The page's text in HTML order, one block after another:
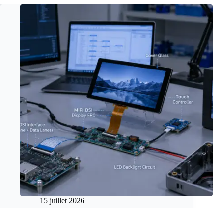
15 juillet 2026